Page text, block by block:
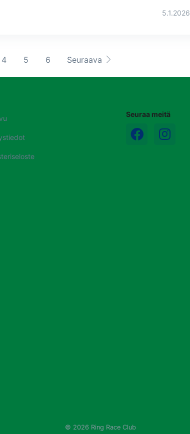
5.1.2026
4(current)
5(current)
6(current)Seuraava
Seuraa meitä
© 2026 Ring Race Club